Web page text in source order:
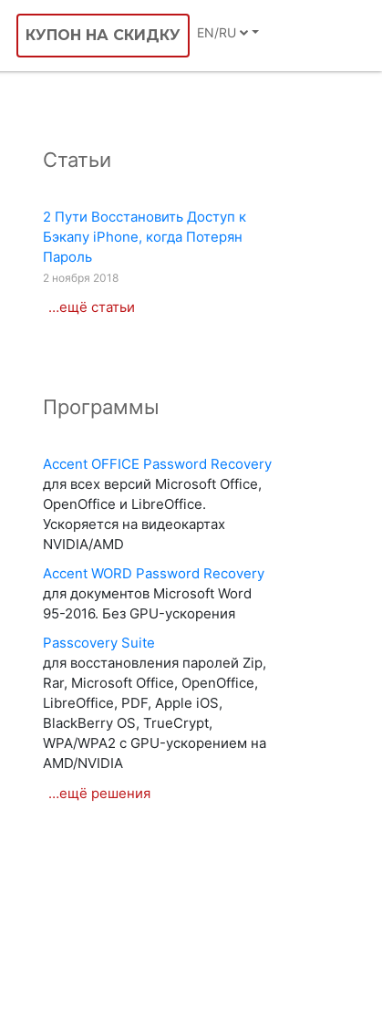
КУПОН НА СКИДКУ EN/RU
Статьи
2 Пути Восстановить Доступ к
Бэкапу iPhone, когда Потерян
Пароль
2 ноября 2018
…ещё статьи
Программы
Accent OFFICE Password Recovery
для всех версий Microsoft Office,
OpenOffice и LibreOffice.
Ускоряется на видеокартах
NVIDIA/AMD
Accent WORD Password Recovery
для документов Microsoft Word
95-2016. Без GPU-ускорения
Passcovery Suite
для восстановления паролей Zip,
Rar, Microsoft Office, OpenOffice,
LibreOffice, PDF, Apple iOS,
BlackBerry OS, TrueCrypt,
WPA/WPA2 с GPU-ускорением на
AMD/NVIDIA
…ещё решения